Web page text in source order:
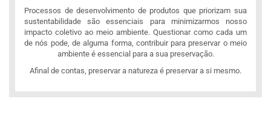
Processos de desenvolvimento de produtos que priorizam sua
sustentabilidade são essenciais para minimizarmos nosso
impacto coletivo ao meio ambiente. Questionar como cada um
de nós pode, de alguma forma, contribuir para preservar o meio
ambiente é essencial para a sua preservação.
Afinal de contas, preservar a natureza é preservar a si mesmo.